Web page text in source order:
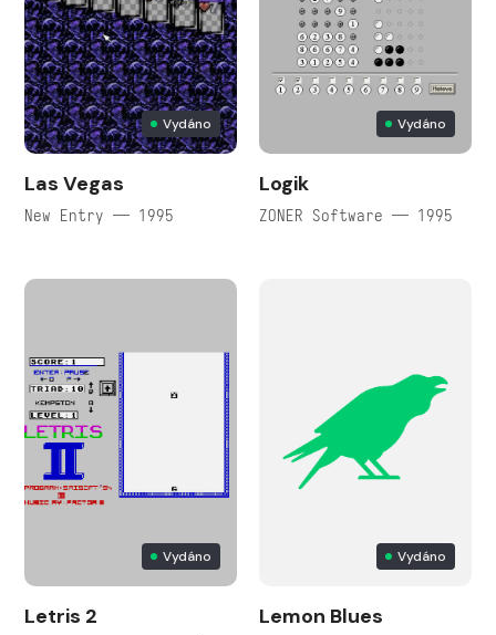
Vydáno
Las Vegas
New Entry — 1995
Vydáno
Logik
ZONER Software — 1995
Vydáno
Letris 2
Vydáno
Lemon Blues